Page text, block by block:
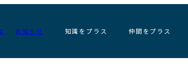
お知らせ 知識をプラス 仲間をプラス